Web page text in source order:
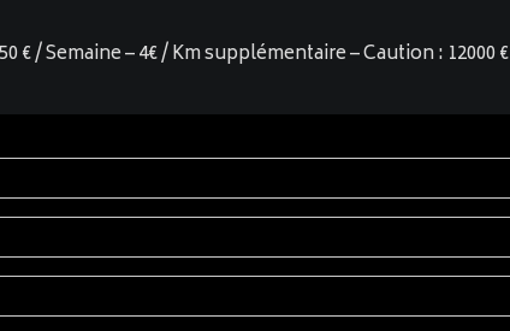
€ / Semaine – 4€ / Km supplémentaire – Caution : 12000 €